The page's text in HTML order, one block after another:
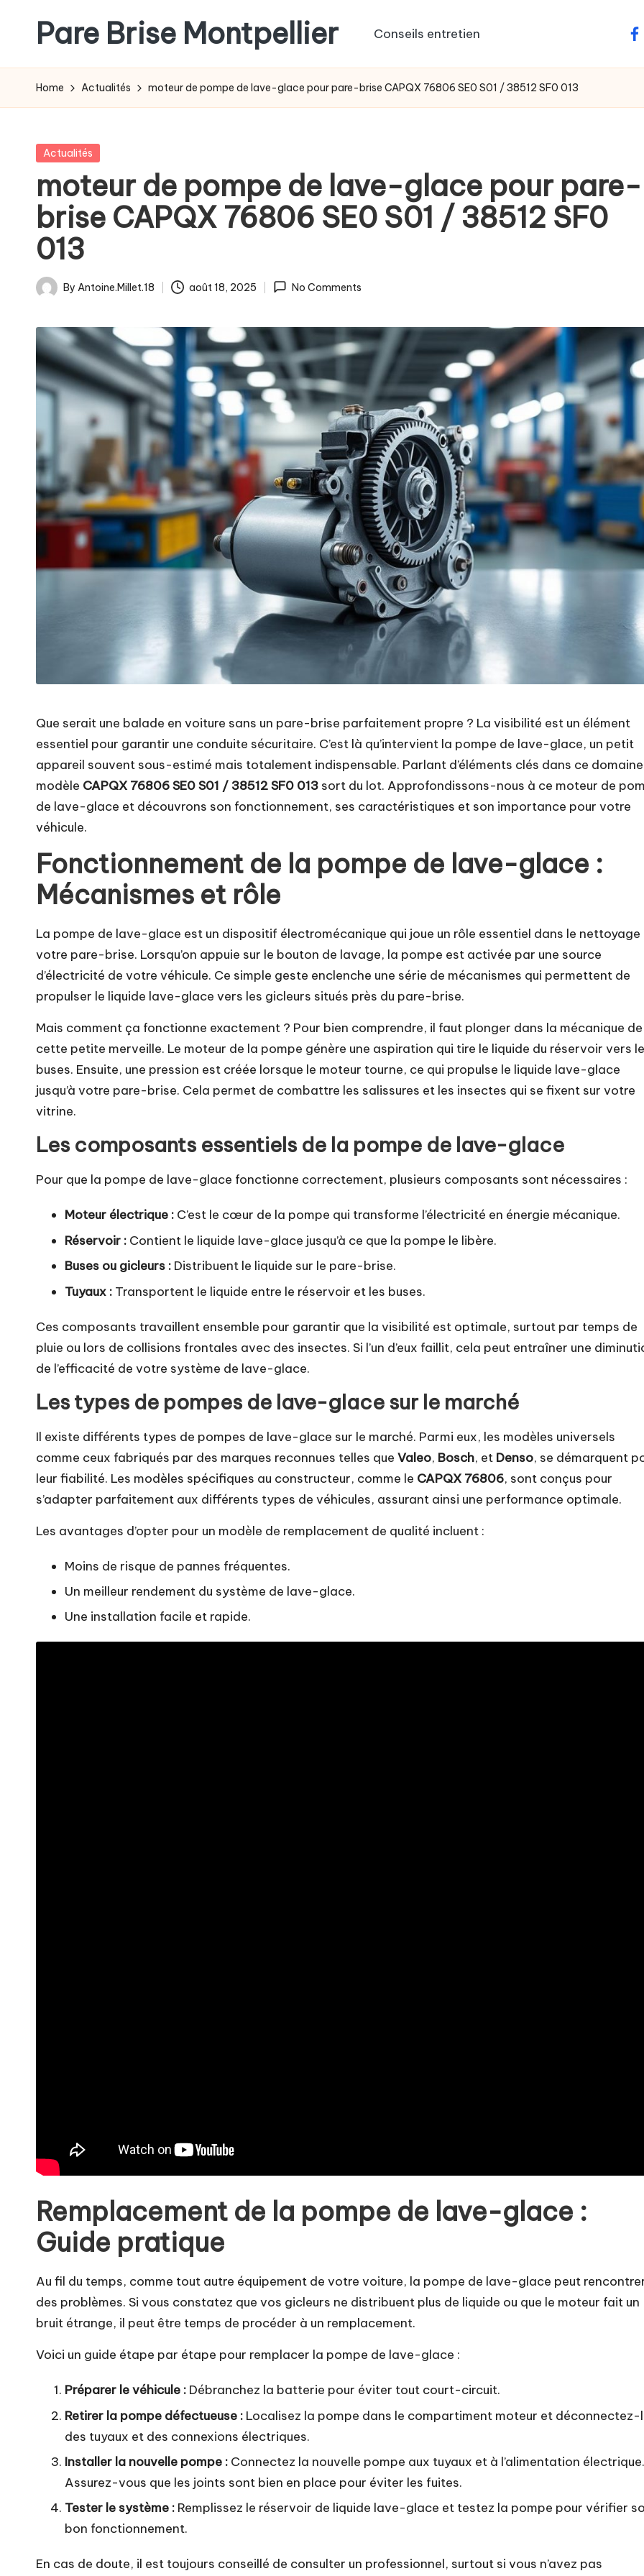
content
Pare Brise Montpellier Conseils entretien
Home Actualités moteur de pompe de lave-glace pour pare-brise CAPQX 76806 SE0 S01 / 38512 SF0 013
Posted
Actualités
moteur de pompe de lave-glace pour pare-
brise CAPQX 76806 SE0 S01 / 38512 SF0
013
Posted
By Antoine.Millet.18 août 18, 2025 No Comments
Que serait une balade en voiture sans un pare-brise parfaitement propre ? La visibilité est un élément
essentiel pour garantir une conduite sécuritaire. C’est là qu’intervient la pompe de lave-glace, un petit
appareil souvent sous-estimé mais totalement indispensable. Parlant d’éléments clés dans ce
modèle CAPQX 76806 SE0 S01 / 38512 SF0 013 sort du lot. Approfondissons-nous à ce moteur de
de lave-glace et découvrons son fonctionnement, ses caractéristiques et son importance pour votre
véhicule.
Fonctionnement de la pompe de lave-glace :
Mécanismes et rôle
La pompe de lave-glace est un dispositif électromécanique qui joue un rôle essentiel dans le nettoyage
votre pare-brise. Lorsqu’on appuie sur le bouton de lavage, la pompe est activée par une source
d’électricité de votre véhicule. Ce simple geste enclenche une série de mécanismes qui permettent de
propulser le liquide lave-glace vers les gicleurs situés près du pare-brise.
Mais comment ça fonctionne exactement ? Pour bien comprendre, il faut plonger dans la mécanique de
cette petite merveille. Le moteur de la pompe génère une aspiration qui tire le liquide du réservoir vers
buses. Ensuite, une pression est créée lorsque le moteur tourne, ce qui propulse le liquide lave-glace
jusqu’à votre pare-brise. Cela permet de combattre les salissures et les insectes qui se fixent sur votre
vitrine.
Les composants essentiels de la pompe de lave-glace
Pour que la pompe de lave-glace fonctionne correctement, plusieurs composants sont nécessaires :
Moteur électrique : C’est le cœur de la pompe qui transforme l’électricité en énergie mécanique.
Réservoir : Contient le liquide lave-glace jusqu’à ce que la pompe le libère.
Buses ou gicleurs : Distribuent le liquide sur le pare-brise.
Tuyaux : Transportent le liquide entre le réservoir et les buses.
Ces composants travaillent ensemble pour garantir que la visibilité est optimale, surtout par temps de
pluie ou lors de collisions frontales avec des insectes. Si l’un d’eux faillit, cela peut entraîner une
de l’efficacité de votre système de lave-glace.
Les types de pompes de lave-glace sur le marché
Il existe différents types de pompes de lave-glace sur le marché. Parmi eux, les modèles universels
comme ceux fabriqués par des marques reconnues telles que Valeo, Bosch, et Denso, se démarquent
leur fiabilité. Les modèles spécifiques au constructeur, comme le CAPQX 76806, sont conçus pour
s’adapter parfaitement aux différents types de véhicules, assurant ainsi une performance optimale.
Les avantages d’opter pour un modèle de remplacement de qualité incluent :
Moins de risque de pannes fréquentes.
Un meilleur rendement du système de lave-glace.
Une installation facile et rapide.
Remplacement de la pompe de lave-glace :
Guide pratique
Au fil du temps, comme tout autre équipement de votre voiture, la pompe de lave-glace peut
des problèmes. Si vous constatez que vos gicleurs ne distribuent plus de liquide ou que le moteur fait un
bruit étrange, il peut être temps de procéder à un remplacement.
Voici un guide étape par étape pour remplacer la pompe de lave-glace :
Préparer le véhicule : Débranchez la batterie pour éviter tout court-circuit.
Retirer la pompe défectueuse : Localisez la pompe dans le compartiment moteur et déconnectez-
des tuyaux et des connexions électriques.
Installer la nouvelle pompe : Connectez la nouvelle pompe aux tuyaux et à l’alimentation électrique.
Assurez-vous que les joints sont bien en place pour éviter les fuites.
Tester le système : Remplissez le réservoir de liquide lave-glace et testez la pompe pour vérifier
bon fonctionnement.
En cas de doute, il est toujours conseillé de consulter un professionnel, surtout si vous n’avez pas